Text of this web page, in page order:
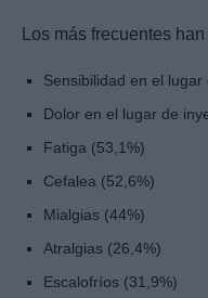
Los más frecuentes
Sensibilidad en el
Dolor en el lugar de
Fatiga (53,1%)
Cefalea (52,6%)
Mialgias (44%)
Atralgias (26,4%)
Escalofríos (31,9%)